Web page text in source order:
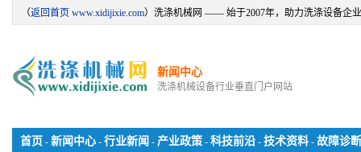
（返回首页 www.xidijixie.com）洗涤机械网 —— 始于2007年，助力洗涤设备企
新闻中心
洗涤机械设备行业垂直门户网站
首页 - 新闻中心 - 行业新闻 - 产业政策 - 科技前沿 - 技术资料 - 故障诊断